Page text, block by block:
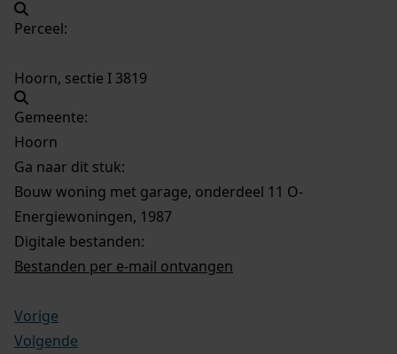
Perceel:
Hoorn, sectie I 3819
Gemeente:
Hoorn
Ga naar dit stuk:
Bouw woning met garage, onderdeel 11 O-
Energiewoningen, 1987
Digitale bestanden:
Bestanden per e-mail ontvangen
Vorige
Volgende